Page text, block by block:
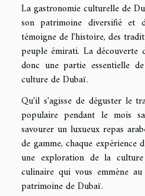
La gastronomie culturelle de
son patrimoine diversifié et
témoigne de l'histoire, des
peuple émirati. La
donc une partie essentielle
culture de Dubaï.
Qu'il s'agisse de déguster le
populaire pendant le mois
savourer un luxueux repas
de gamme, chaque expérience
une exploration de la
culinaire qui vous emmène
patrimoine de Dubaï.